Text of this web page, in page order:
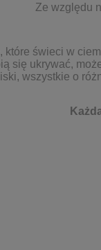
Ze względu
które świeci w
się ukrywać,
wszystkie o